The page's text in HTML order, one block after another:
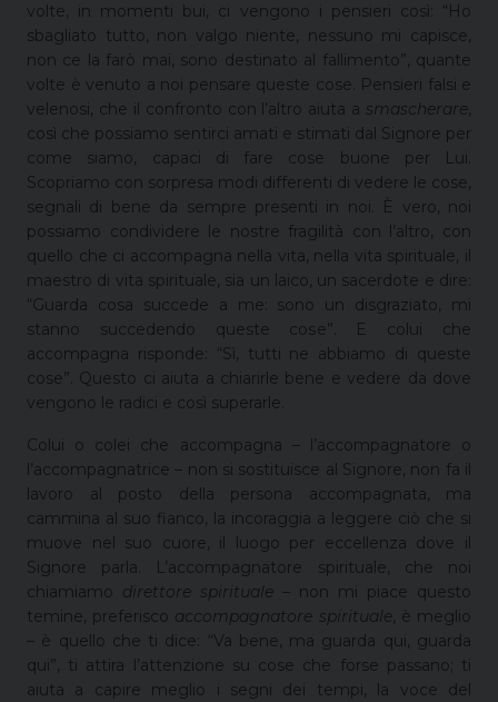
volte, in momenti bui, ci vengono i pensieri così: “Ho
sbagliato tutto, non valgo niente, nessuno mi capisce,
non ce la farò mai, sono destinato al fallimento”, quante
volte è venuto a noi pensare queste cose. Pensieri falsi e
velenosi, che il confronto con l’altro aiuta a smascherare,
così che possiamo sentirci amati e stimati dal Signore per
come siamo, capaci di fare cose buone per Lui.
Scopriamo con sorpresa modi differenti di vedere le cose,
segnali di bene da sempre presenti in noi. È vero, noi
possiamo condividere le nostre fragilità con l’altro, con
quello che ci accompagna nella vita, nella vita spirituale, il
maestro di vita spirituale, sia un laico, un sacerdote e dire:
“Guarda cosa succede a me: sono un disgraziato, mi
stanno succedendo queste cose”. E colui che
accompagna risponde: “Sì, tutti ne abbiamo di queste
cose”. Questo ci aiuta a chiarirle bene e vedere da dove
vengono le radici e così superarle.
Colui o colei che accompagna – l’accompagnatore o
l’accompagnatrice – non si sostituisce al Signore, non fa il
lavoro al posto della persona accompagnata, ma
cammina al suo fianco, la incoraggia a leggere ciò che si
muove nel suo cuore, il luogo per eccellenza dove il
Signore parla. L’accompagnatore spirituale, che noi
chiamiamo direttore spirituale – non mi piace questo
temine, preferisco accompagnatore spirituale, è meglio
– è quello che ti dice: “Va bene, ma guarda qui, guarda
qui”, ti attira l’attenzione su cose che forse passano; ti
aiuta a capire meglio i segni dei tempi, la voce del